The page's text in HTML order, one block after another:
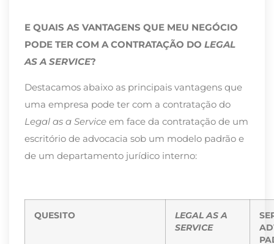
E QUAIS AS VANTAGENS QUE MEU NEGÓCIO
PODE TER COM A CONTRATAÇÃO DO LEGAL
AS A SERVICE?
Destacamos abaixo as principais vantagens que
uma empresa pode ter com a contratação do
Legal as a Service em face da contratação de um
escritório de advocacia sob um modelo padrão e
de um departamento jurídico interno:
QUESITO
LEGAL AS A
SERVICE